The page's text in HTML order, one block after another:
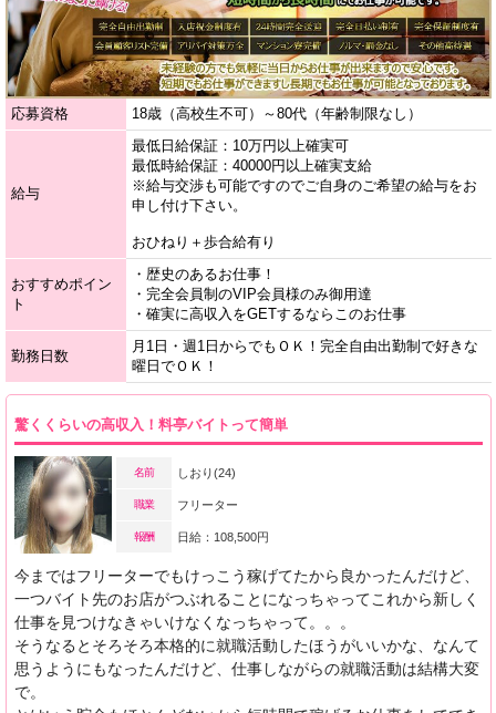
応募資格 18歳（高校生不可）～80代（年齢制限なし）
給与
最低日給保証：10万円以上確実可
最低時給保証：40000円以上確実支給
※給与交渉も可能ですのでご自身のご希望の給与をお
申し付け下さい。
おひねり＋歩合給有り
おすすめポイン
ト
・歴史のあるお仕事！
・完全会員制のVIP会員様のみ御用達
・確実に高収入をGETするならこのお仕事
勤務日数
月1日・週1日からでもＯＫ！完全自由出勤制で好きな
曜日でＯＫ！
驚くくらいの高収入！料亭バイトって簡単
名前 しおり(24)
職業 フリーター
報酬 日給：108,500円
今まではフリーターでもけっこう稼げてたから良かったんだけど、
一つバイト先のお店がつぶれることになっちゃってこれから新しく
仕事を見つけなきゃいけなくなっちゃって。。。
そうなるとそろそろ本格的に就職活動したほうがいいかな、なんて
思うようにもなったんだけど、仕事しながらの就職活動は結構大変
で。